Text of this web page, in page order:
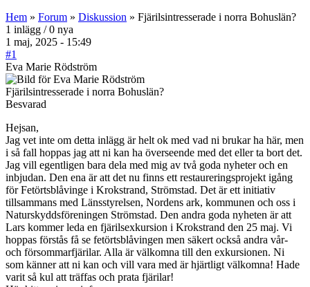
Hem » Forum » Diskussion » Fjärilsintresserade i norra Bohuslän?
1 inlägg / 0 nya
1 maj, 2025 - 15:49
#1
Eva Marie Rödström
Fjärilsintresserade i norra Bohuslän?
Besvarad
Hejsan,
Jag vet inte om detta inlägg är helt ok med vad ni brukar ha här, men
i så fall hoppas jag att ni kan ha överseende med det eller ta bort det.
Jag vill egentligen bara dela med mig av två goda nyheter och en
inbjudan. Den ena är att det nu finns ett restaureringsprojekt igång
för Fetörtsblåvinge i Krokstrand, Strömstad. Det är ett initiativ
tillsammans med Länsstyrelsen, Nordens ark, kommunen och oss i
Naturskyddsföreningen Strömstad. Den andra goda nyheten är att
Lars kommer leda en fjärilsexkursion i Krokstrand den 25 maj. Vi
hoppas förstås få se fetörtsblåvingen men säkert också andra vår-
och försommarfjärilar. Alla är välkomna till den exkursionen. Ni
som känner att ni kan och vill vara med är hjärtligt välkomna! Hade
varit så kul att träffas och prata fjärilar!